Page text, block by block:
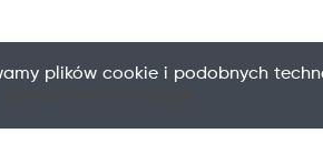
plików cookie i podobnych